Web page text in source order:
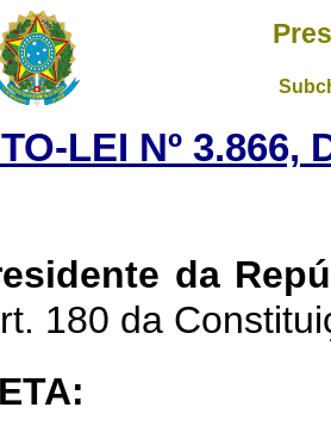
LEI Nº 3.866,
da
180 da